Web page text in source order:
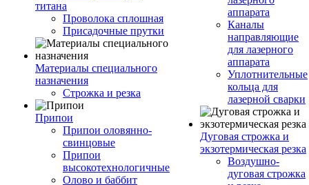
титана
Проволока сплошная
Присадочные прутки
Материалы специального
назначения
Строжка и резка
Припои
Припои оловянно-
свинцовые
Припои
высокотехнологичные
Олово и баббит
аппарата
Каналы
направляющие
для лазерного
аппарата
Уплотнительные
кольца для
лазерной сварки
Дуговая строжка и
экзотермическая резка
Воздушно-
дуговая строжка